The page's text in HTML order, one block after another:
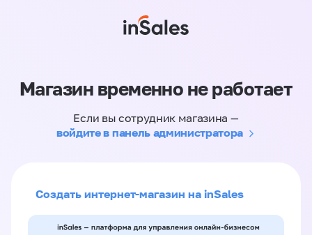
Магазин временно не работает
Если вы сотрудник магазина —
войдите в панель администратора
Создать интернет-магазин на inSales